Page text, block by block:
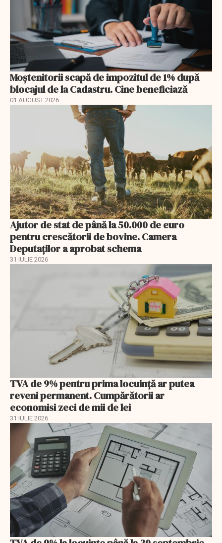
Moștenitorii scapă de impozitul de 1% după
blocajul de la Cadastru. Cine beneficiază
01 AUGUST 2026
Ajutor de stat de până la 50.000 de euro
pentru crescătorii de bovine. Camera
Deputaților a aprobat schema
31 IULIE 2026
TVA de 9% pentru prima locuință ar putea
reveni permanent. Cumpărătorii ar
economisi zeci de mii de lei
31 IULIE 2026